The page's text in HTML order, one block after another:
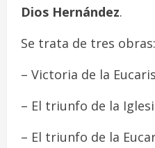
Dios Hernández.
Se trata de tres obras:
– Victoria de la
– El triunfo de la
– El triunfo de la